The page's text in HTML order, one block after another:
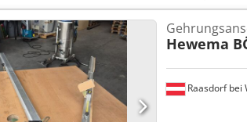
kurzfristig Lagerort: Hochheim
Raasdorf bei
Hewema